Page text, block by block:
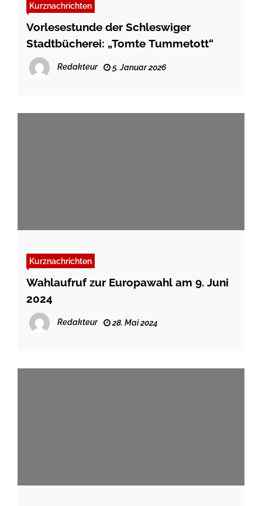
Kurznachrichten
Vorlesestunde der Schleswiger
Stadtbücherei: „Tomte Tummetott“
Redakteur 5. Januar 2026
Kurznachrichten
Wahlaufruf zur Europawahl am 9. Juni
2024
Redakteur 28. Mai 2024